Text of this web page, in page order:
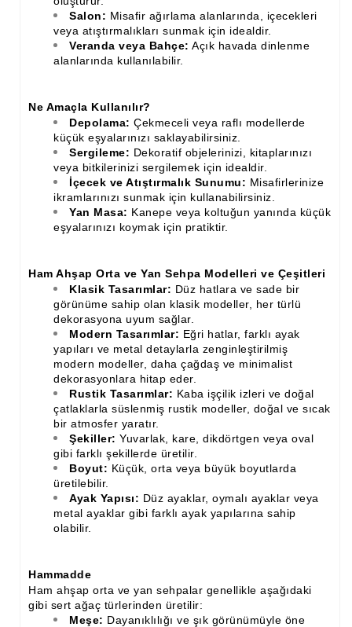
Ahşap Merdiven Küpeşte Korkuluk İmalatı
Muz Dilimi Rozet, Piramit İmalatı, Modelleri
Ahşap Saçak Çıta İmalatı Modelleri
Ahşap Korniş Modelleri
Havalı ve Estetik Dekoratif Ürün İmalatı, Modelleri
Ham Ahşap Avangard Dolap Koltuk Ayak İmalatı Modelleri
Ham Ahşap Avangard Sehpa, Sandalye, Puf Ayakları İmalatı,
Modell
Salon: Misafir ağırlama alanlarında, içecekleri
veya atıştırmalıkları sunmak için idealdir.
Veranda veya Bahçe: Açık havada dinlenme
alanlarında kullanılabilir.
Ne Amaçla Kullanılır?
Depolama: Çekmeceli veya raflı modellerde
küçük eşyalarınızı saklayabilirsiniz.
Sergileme: Dekoratif objelerinizi, kitaplarınızı
veya bitkilerinizi sergilemek için idealdir.
İçecek ve Atıştırmalık Sunumu: Misafirlerinize
ikramlarınızı sunmak için kullanabilirsiniz.
Yan Masa: Kanepe veya koltuğun yanında küçük
eşyalarınızı koymak için pratiktir.
Ham Ahşap Orta ve Yan Sehpa Modelleri ve Çeşitleri
Klasik Tasarımlar: Düz hatlara ve sade bir
görünüme sahip olan klasik modeller, her türlü
dekorasyona uyum sağlar.
Modern Tasarımlar: Eğri hatlar, farklı ayak
yapıları ve metal detaylarla zenginleştirilmiş
modern modeller, daha çağdaş ve minimalist
dekorasyonlara hitap eder.
Rustik Tasarımlar: Kaba işçilik izleri ve doğal
çatlaklarla süslenmiş rustik modeller, doğal ve sıcak
bir atmosfer yaratır.
Şekiller: Yuvarlak, kare, dikdörtgen veya oval
gibi farklı şekillerde üretilir.
Boyut: Küçük, orta veya büyük boyutlarda
üretilebilir.
Ayak Yapısı: Düz ayaklar, oymalı ayaklar veya
metal ayaklar gibi farklı ayak yapılarına sahip
olabilir.
Hammadde
Ham ahşap orta ve yan sehpalar genellikle aşağıdaki
gibi sert ağaç türlerinden üretilir:
Meşe: Dayanıklılığı ve şık görünümüyle öne